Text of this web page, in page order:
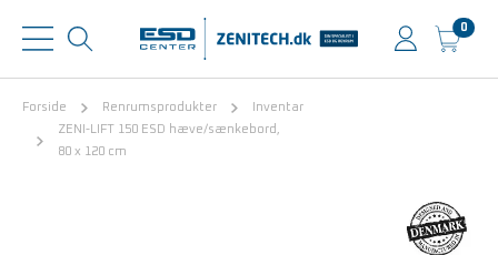
0
Forside Renrumsprodukter
Inventar
ZENI-LIFT 150 ESD hæve/sænkebord,
80 x 120 cm